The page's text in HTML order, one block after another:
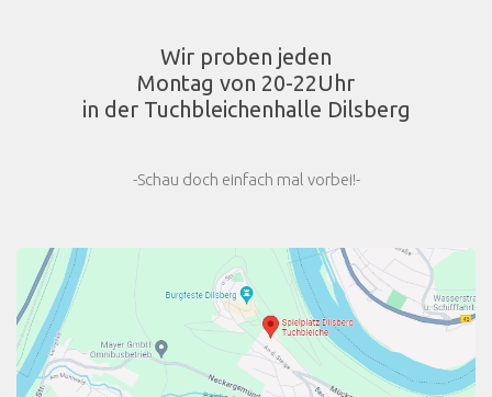
Wir proben jeden
Montag von 20-22Uhr
in der Tuchbleichenhalle Dilsberg
-Schau doch einfach mal vorbei!-